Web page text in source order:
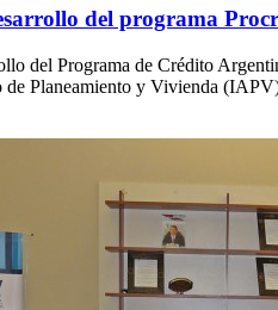
del programa
del Programa de Crédito
de Planeamiento y Vivienda